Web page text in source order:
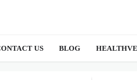
US BLOG